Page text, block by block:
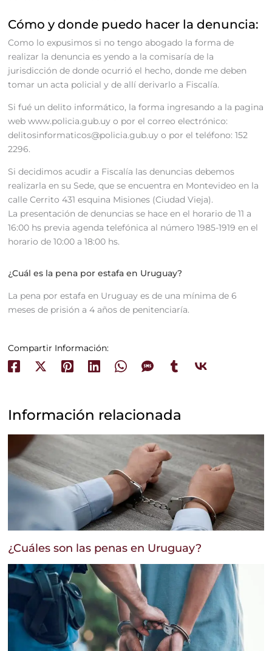
Cómo y donde puedo hacer la denuncia:
Como lo expusimos si no tengo abogado la forma de
realizar la denuncia es yendo a la comisaría de la
jurisdicción de donde ocurrió el hecho, donde me deben
tomar un acta policial y de allí derivarlo a Fiscalía.
Si fué un delito informático, la forma ingresando a la pagina
web www.policia.gub.uy o por el correo electrónico:
delitosinformaticos@policia.gub.uy o por el teléfono: 152
2296.
Si decidimos acudir a Fiscalía las denuncias debemos
realizarla en su Sede, que se encuentra en Montevideo en la
calle Cerrito 431 esquina Misiones (Ciudad Vieja).
La presentación de denuncias se hace en el horario de 11 a
16:00 hs previa agenda telefónica al número 1985-1919 en el
horario de 10:00 a 18:00 hs.
¿Cuál es la pena por estafa en Uruguay?
La pena por estafa en Uruguay es de una mínima de 6
meses de prisión a 4 años de penitenciaría.
Compartir Información:
Información relacionada
¿Cuáles son las penas en Uruguay?